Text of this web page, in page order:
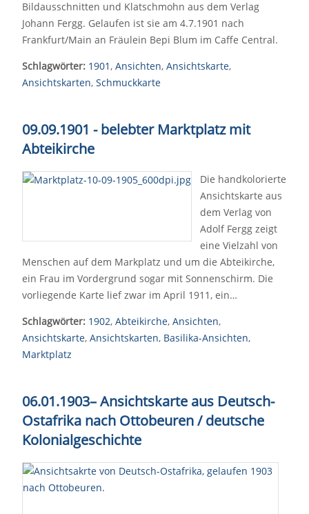
Bildausschnitten und Klatschmohn aus dem Verlag
Johann Fergg. Gelaufen ist sie am 4.7.1901 nach
Frankfurt/Main an Fräulein Bepi Blum im Caffe Central.
Schlagwörter: 1901, Ansichten, Ansichtskarte,
Ansichtskarten, Schmuckkarte
09.09.1901 - belebter Marktplatz mit
Abteikirche
Die handkolorierte
Ansichtskarte aus
dem Verlag von
Adolf Fergg zeigt
eine Vielzahl von
Menschen auf dem Markplatz und um die Abteikirche,
ein Frau im Vordergrund sogar mit Sonnenschirm. Die
vorliegende Karte lief zwar im April 1911, ein…
Schlagwörter: 1902, Abteikirche, Ansichten,
Ansichtskarte, Ansichtskarten, Basilika-Ansichten,
Marktplatz
06.01.1903– Ansichtskarte aus Deutsch-
Ostafrika nach Ottobeuren / deutsche
Kolonialgeschichte